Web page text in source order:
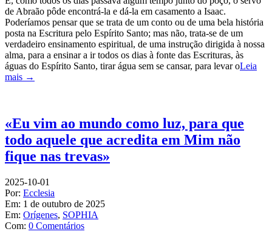
de Abraão pôde encontrá-la e dá-la em casamento a Isaac.
Poderíamos pensar que se trata de um conto ou de uma bela história
posta na Escritura pelo Espírito Santo; mas não, trata-se de um
verdadeiro ensinamento espiritual, de uma instrução dirigida à nossa
alma, para a ensinar a ir todos os dias à fonte das Escrituras, às
águas do Espírito Santo, tirar água sem se cansar, para levar oLeia
mais →
«Eu vim ao mundo como luz, para que
todo aquele que acredita em Mim não
fique nas trevas»
2025-10-01
Por: Ecclesia
Em: 1 de outubro de 2025
Em: Orígenes, SOPHIA
Com: 0 Comentários